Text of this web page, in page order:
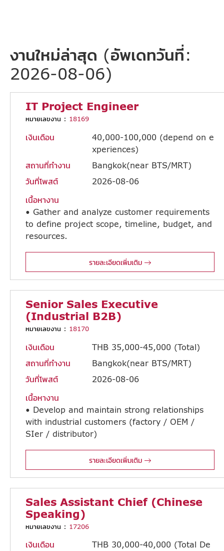
งานใหม่ล่าสุด (อัพเดทวันที่:
2026-08-06)
IT Project Engineer
หมายเลขงาน : 18169
เงินเดือน
40,000-100,000 (depend on e
xperiences)
สถานที่ทำงาน
Bangkok(near BTS/MRT)
วันที่โพสต์
2026-08-06
เนื้อหางาน
• Gather and analyze customer requirements
to define project scope, timeline, budget, and
resources.
รายละเอียดเพิ่มเติม
Senior Sales Executive
(Industrial B2B)
หมายเลขงาน : 18170
เงินเดือน
THB 35,000-45,000 (Total)
สถานที่ทำงาน
Bangkok(near BTS/MRT)
วันที่โพสต์
2026-08-06
เนื้อหางาน
• Develop and maintain strong relationships
with industrial customers (factory / OEM /
SIer / distributor)
รายละเอียดเพิ่มเติม
Sales Assistant Chief (Chinese
Speaking)
หมายเลขงาน : 17206
เงินเดือน
THB 30,000-40,000 (Total De